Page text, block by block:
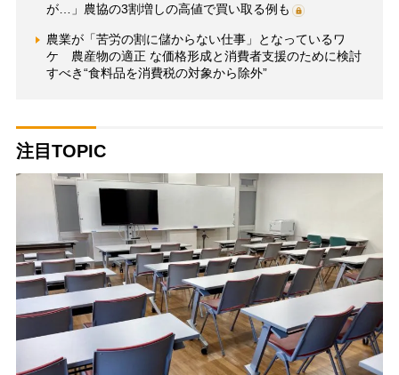
が…」農協の3割増しの高値で買い取る例も
農業が「苦労の割に儲からない仕事」となっているワ
ケ 農産物の適正 な価格形成と消費者支援のために検討
すべき“食料品を消費税の対象から除外”
注目TOPIC